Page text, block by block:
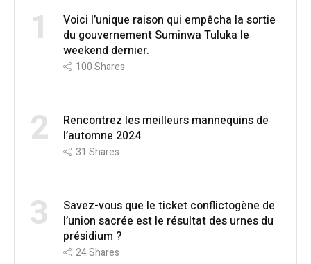
1
Voici l’unique raison qui empêcha la sortie
du gouvernement Suminwa Tuluka le
weekend dernier.
100Shares
2
Rencontrez les meilleurs mannequins de
l’automne 2024
31 Shares
3
Savez-vous que le ticket conflictogène de
l’union sacrée est le résultat des urnes du
présidium ?
24Shares